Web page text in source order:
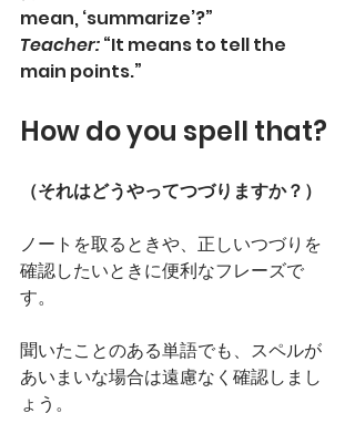
mean, ‘summarize’?”
Teacher: “It means to tell the
main points.”
How do you spell that?
（それはどうやってつづりますか？）
ノートを取るときや、正しいつづりを
確認したいときに便利なフレーズで
す。
聞いたことのある単語でも、スペルが
あいまいな場合は遠慮なく確認しまし
ょう。